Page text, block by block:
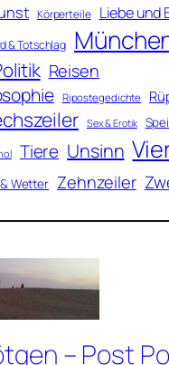
Körperteile Liebe und
& Totschlag
Reisen
Ripostegedichte
Sex & Erotik
Tiere Unsinn
Wetter Zehnzeiler
– Post